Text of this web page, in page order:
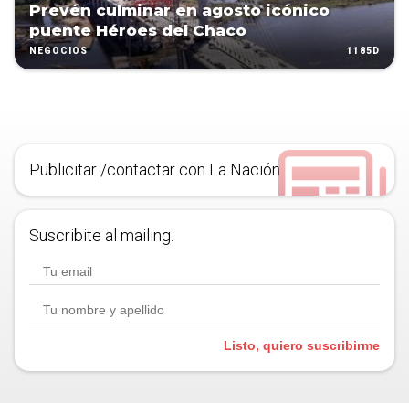
Prevén culminar en agosto icónico
puente Héroes del Chaco
NEGOCIOS 1185D
Publicitar /contactar con La Nación
Suscribite al mailing.
Listo, quiero suscribirme